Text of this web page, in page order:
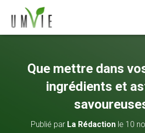
Que mettre dans
ingrédients et
Publié par La Rédactionle 10